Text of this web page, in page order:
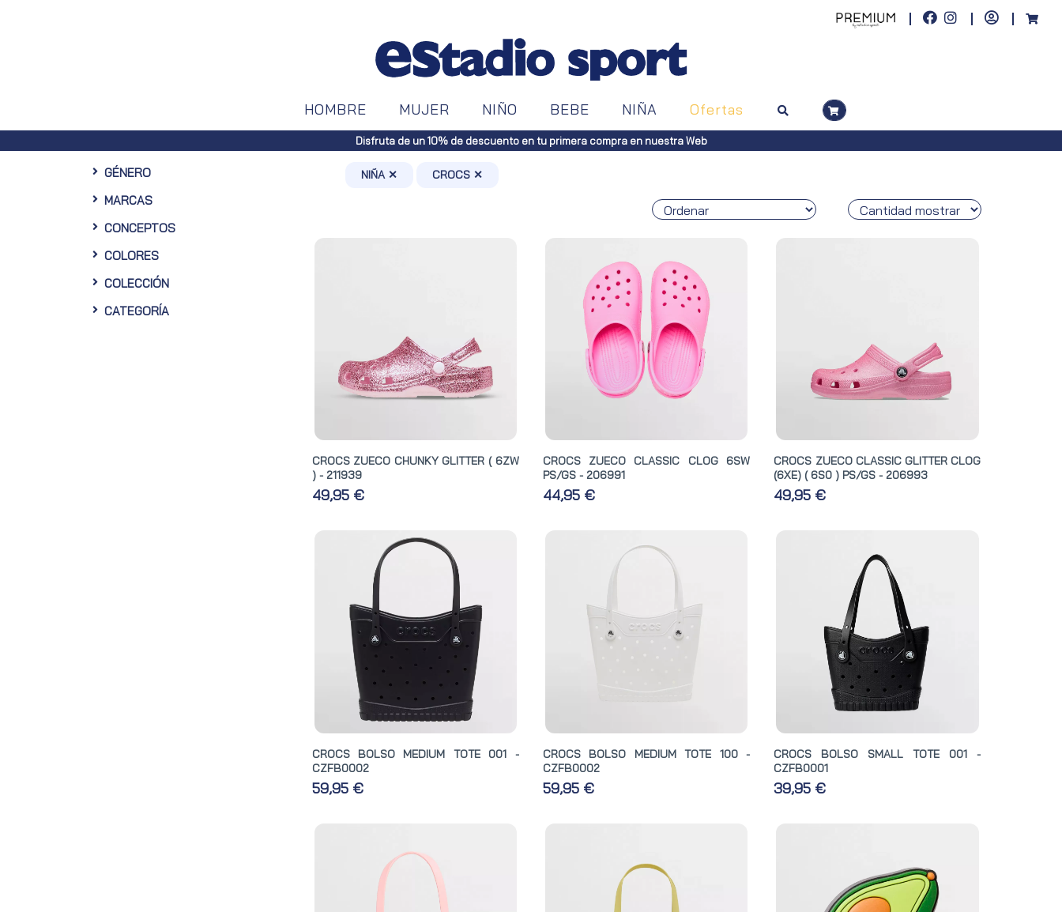
HOMBRE MUJER NIÑO BEBE NIÑA Ofertas
Disfruta de un 10% de descuento en tu primera compra en nuestra Web
GÉNERO
MARCAS
CONCEPTOS
COLORES
COLECCIÓN
CATEGORÍA
NIÑA ✕ CROCS ✕
CROCS ZUECO CHUNKY GLITTER ( 6ZW
) - 211939
49,95 €
CROCS ZUECO CLASSIC CLOG 6SW
PS/GS - 206991
44,95 €
CROCS ZUECO CLASSIC GLITTER CLOG
(6XE) ( 6S0 ) PS/GS - 206993
49,95 €
CROCS BOLSO MEDIUM TOTE 001 -
CZFB0002
59,95 €
CROCS BOLSO MEDIUM TOTE 100 -
CZFB0002
59,95 €
CROCS BOLSO SMALL TOTE 001 -
CZFB0001
39,95 €